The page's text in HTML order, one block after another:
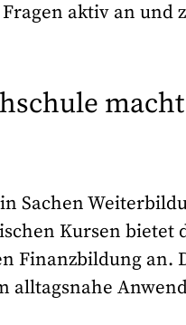
aktiv an und
Sachen
Kursen
Finanzbildung an.
alltagsnahe